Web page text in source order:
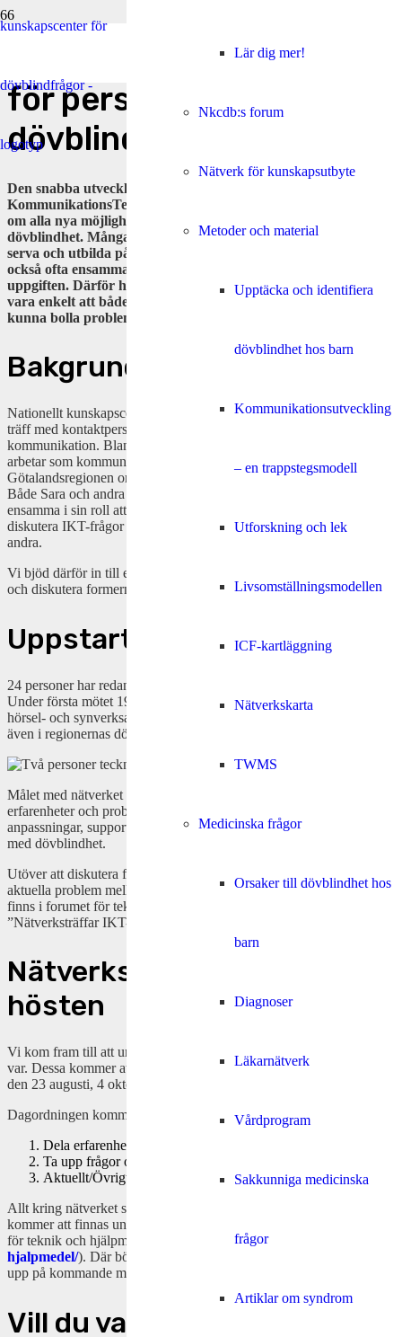
Lär dig mer!
Nkcdb:s forum
Nätverk för kunskapsutbyte
Metoder och material
Upptäcka och identifiera
dövblindhet hos barn
Kommunikationsutveckling
– en trappstegsmodell
Utforskning och lek
Livsomställningsmodellen
ICF-kartläggning
Nätverkskarta
TWMS
Medicinska frågor
Orsaker till dövblindhet hos
barn
Diagnoser
Läkarnätverk
Vårdprogram
Sakkunniga medicinska
frågor
Artiklar om syndrom
Nytt nätverk kring IKT
för personer med
dövblindhet
Den snabba utvecklingen inom IKT (Informations- och
KommunikationsTeknik) gör det svårt att hålla sig uppdaterad
om alla nya möjligheter som öppnas för personer med
dövblindhet. Många som arbetar med att anpassa, installera,
serva och utbilda på IKT för personer med dövblindhet är
också ofta ensamma på sin arbetsplats om att ha just den
uppgiften. Därför har det nu skapats ett nätverk där det ska
vara enkelt att både inspireras av lösningar andra hittat, och
kunna bolla problem som dykt upp.
Bakgrund
Nationellt kunskapscenter för dövblindfrågor hade under våren en
träff med kontaktpersonerna i Regionerna med tema
kommunikation. Bland annat berättade Sara Benjaminsson som
arbetar som kommunikationspedagog i dövblindteamet i Västra
Götalandsregionen om hennes arbete kring distanskommunikation.
Både Sara och andra som var med berättade att de kände sig
ensamma i sin roll att arbeta med teknik och hade ett behov av att
diskutera IKT-frågor specifikt utifrån ett dövblindperspektiv med
andra.
Vi bjöd därför in till en första träff för att se vilket intresse som fanns
och diskutera formerna för ett nätverk.
Uppstart
24 personer har redan anmält sitt intresse att vara med i nätverket.
Under första mötet 19/6 deltog 11 personer och de kom både från
hörsel- och synverksamheterna samt alternativ telefoni. Vissa ingick
även i regionernas dövblindteam.
Målet med nätverket definierades som en plats att utbyta lösningar,
erfarenheter och problem mellan professionella som arbetar med
anpassningar, support och utbildning av IKT-produkter för personer
med dövblindhet.
Utöver att diskutera formerna för ett nätverk bollades även ett par
aktuella problem mellan deltagarna. Minnesanteckningar från mötet
finns i forumet för teknik och hjälpmedel under ämnet
”Nätverksträffar IKT-DB”
Nätverksträffar under
hösten
Vi kom fram till att under hösten ha 4 digitala träffar på 90 minuter
var. Dessa kommer att genomföras på Teams klockan 08:30–10:00
den 23 augusti, 4 oktober, 15 november och 20 december.
Dagordningen kommer att vara enkel:
Dela erfarenheter och goda exempel med varandra
Ta upp frågor och problem
Aktuellt/Övrigt
Allt kring nätverket som minnesanteckningar och länkar till mötena
kommer att finnas under ämnet ”Nätverksträffar IKT-DB” i Forumet
för teknik och hjälpmedel (
https://nkcdb.se/fora/teknik-
hjalpmedel/). Där bör man också lägga in önskemål på ämnen att ta
upp på kommande möten.
Vill du vara med?